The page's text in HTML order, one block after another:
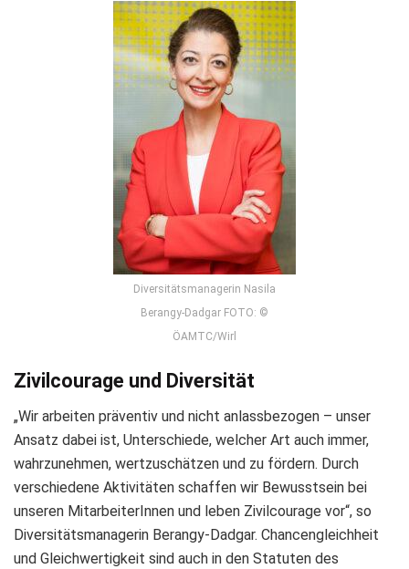
Diversitätsmanagerin Nasila
Berangy-Dadgar FOTO: ©
ÖAMTC/Wirl
Zivilcourage und Diversität
„Wir arbeiten präventiv und nicht anlassbezogen – unser
Ansatz dabei ist, Unterschiede, welcher Art auch immer,
wahrzunehmen, wertzuschätzen und zu fördern. Durch
verschiedene Aktivitäten schaffen wir Bewusstsein bei
unseren MitarbeiterInnen und leben Zivilcourage vor“, so
Diversitätsmanagerin Berangy-Dadgar. Chancengleichheit
und Gleichwertigkeit sind auch in den Statuten des